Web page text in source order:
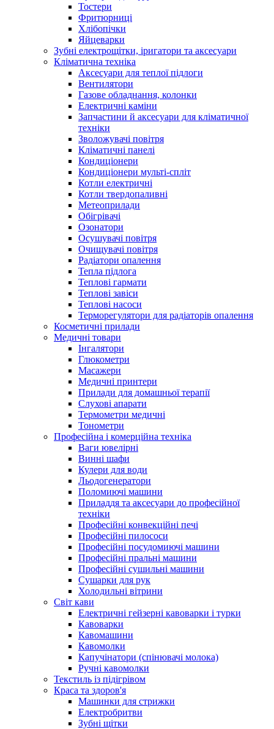
Тостери
Фритюрниці
Хлібопічки
Яйцеварки
Зубні електрощітки, іригатори та аксесуари
Кліматична техніка
Аксесуари для теплої підлоги
Вентилятори
Газове обладнання, колонки
Електричні каміни
Запчастини й аксесуари для кліматичної
техніки
Зволожувачі повітря
Кліматичні панелі
Кондиціонери
Кондиціонери мульті-спліт
Котли електричні
Котли твердопаливні
Метеоприлади
Обігрівачі
Озонатори
Осушувачі повітря
Очищувачі повітря
Радіатори опалення
Тепла підлога
Теплові гармати
Теплові завіси
Теплові насоси
Терморегулятори для радіаторів опалення
Косметичні прилади
Медичні товари
Інгалятори
Глюкометри
Масажери
Медичні принтери
Прилади для домашньої терапії
Слухові апарати
Термометри медичні
Тонометри
Професійна і комерційна техніка
Ваги ювелірні
Винні шафи
Кулери для води
Льодогенератори
Поломиючі машини
Приладдя та аксесуари до професійної
техніки
Професійні конвекційні печі
Професійні пилососи
Професійні посудомиючі машини
Професійні пральні машини
Професійні сушильні машини
Сушарки для рук
Холодильні вітрини
Світ кави
Електричні гейзерні кавоварки і турки
Кавоварки
Кавомашини
Кавомолки
Капучінатори (спінювачі молока)
Ручні кавомолки
Текстиль із підігрівом
Краса та здоров'я
Машинки для стрижки
Електробритви
Зубні щітки